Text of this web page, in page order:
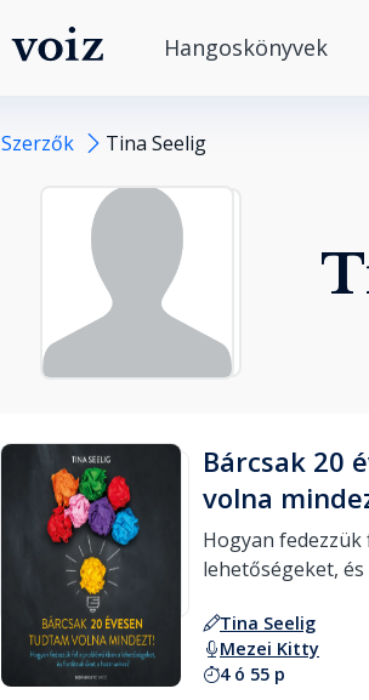
Hangoskönyvek
Szerzők Tina Seelig
Hallgass bele
Bárcsak 20
volna
Hogyan
lehetőségeket,
Tina Seelig
Mezei Kitty
4 ó 55 p